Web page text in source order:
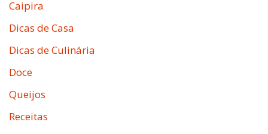
Caipira
Dicas de Casa
Dicas de Culinária
Doce
Queijos
Receitas